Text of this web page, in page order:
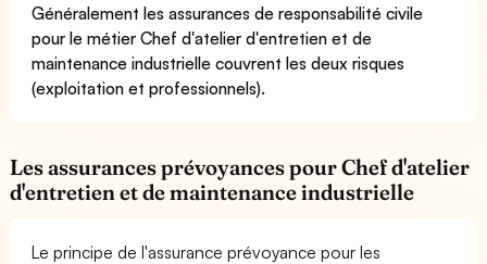
Généralement les assurances de responsabilité civile
pour le métier Chef d'atelier d'entretien et de
maintenance industrielle couvrent les deux risques
(exploitation et professionnels).
Les assurances prévoyances pour Chef d'atelier
d'entretien et de maintenance industrielle
Le principe de l'assurance prévoyance pour les